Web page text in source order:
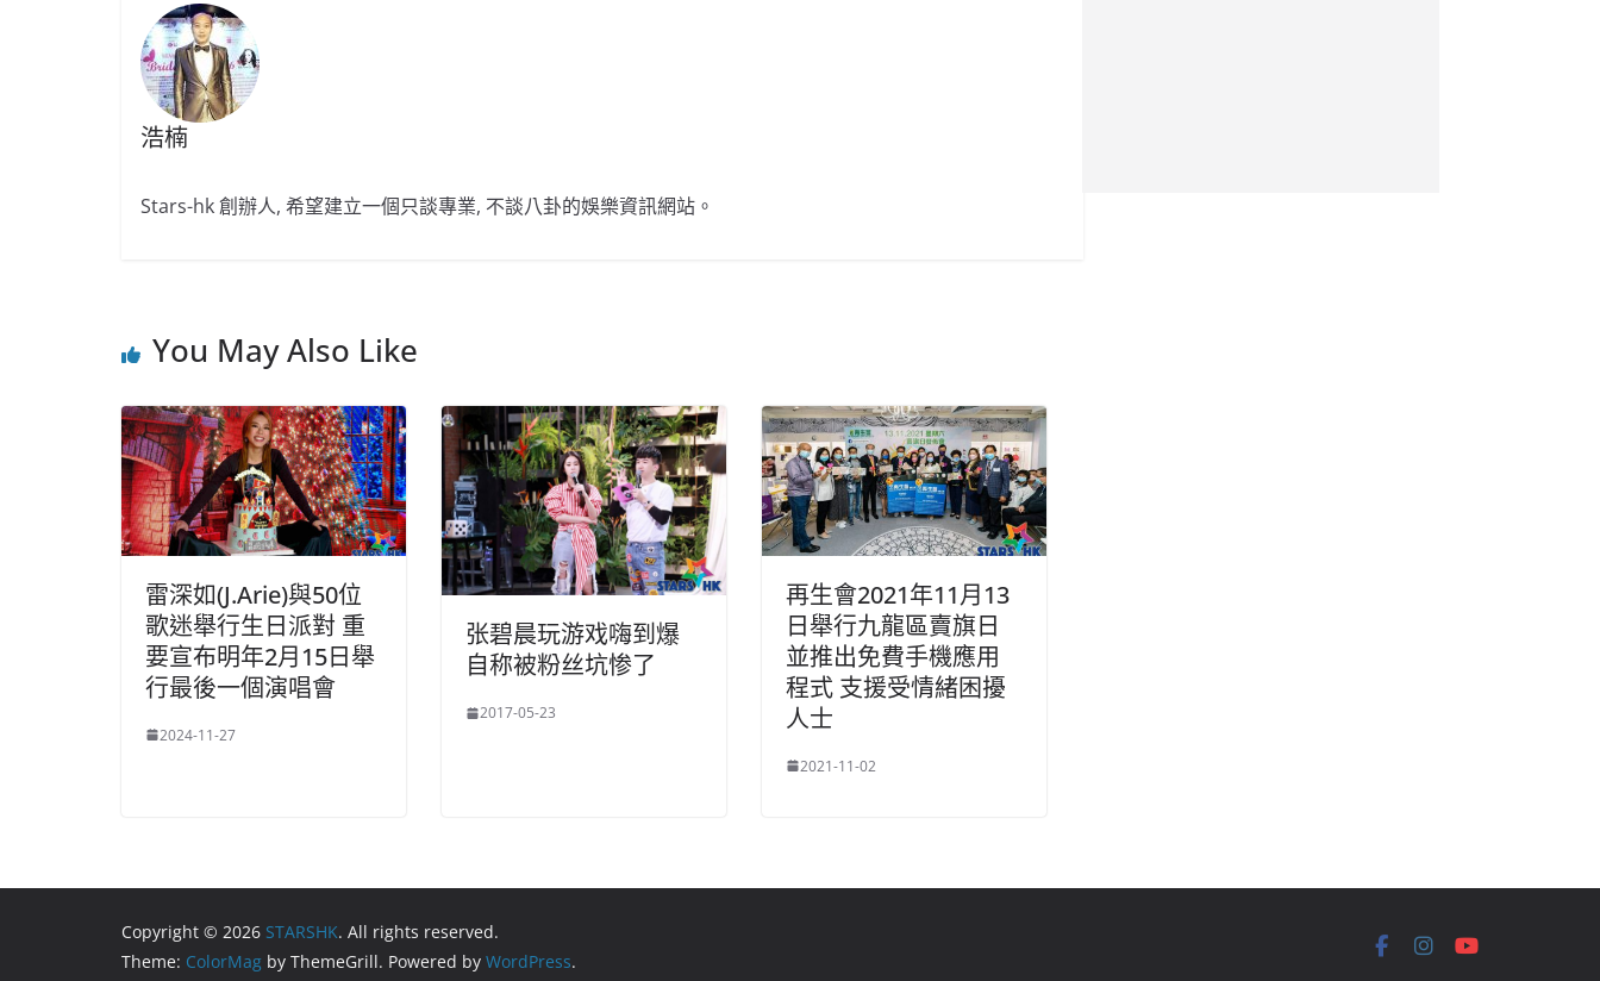
浩楠
Stars-hk 創辦人, 希望建立一個只談專業, 不談八卦的娛樂資訊網站。
You May Also Like
雷深如(J.Arie)與50位
歌迷舉行生日派對 重
要宣布明年2月15日舉
行最後一個演唱會
2024-11-27
张碧晨玩游戏嗨到爆
自称被粉丝坑惨了
2017-05-23
再生會2021年11月13
日舉行九龍區賣旗日
並推出免費手機應用
程式 支援受情緒困擾
人士
2021-11-02
Copyright © 2026 STARSHK. All rights reserved.
Theme: ColorMag by ThemeGrill. Powered by WordPress.